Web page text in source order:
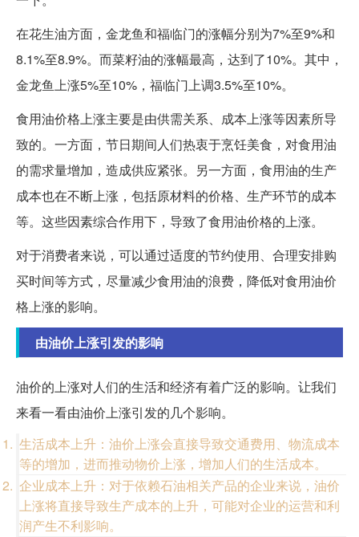
在花生油方面，金龙鱼和福临门的涨幅分别为7%至9%和
8.1%至8.9%。而菜籽油的涨幅最高，达到了10%。其中，
金龙鱼上涨5%至10%，福临门上调3.5%至10%。
食用油价格上涨主要是由供需关系、成本上涨等因素所导
致的。一方面，节日期间人们热衷于烹饪美食，对食用油
的需求量增加，造成供应紧张。另一方面，食用油的生产
成本也在不断上涨，包括原材料的价格、生产环节的成本
等。这些因素综合作用下，导致了食用油价格的上涨。
对于消费者来说，可以通过适度的节约使用、合理安排购
买时间等方式，尽量减少食用油的浪费，降低对食用油价
格上涨的影响。
由油价上涨引发的影响
油价的上涨对人们的生活和经济有着广泛的影响。让我们
来看一看由油价上涨引发的几个影响。
生活成本上升：油价上涨会直接导致交通费用、物流成本
等的增加，进而推动物价上涨，增加人们的生活成本。
企业成本上升：对于依赖石油相关产品的企业来说，油价
上涨将直接导致生产成本的上升，可能对企业的运营和利
润产生不利影响。